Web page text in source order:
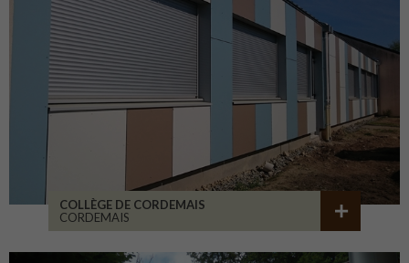
COLLÈGE DE CORDEMAIS
CORDEMAIS